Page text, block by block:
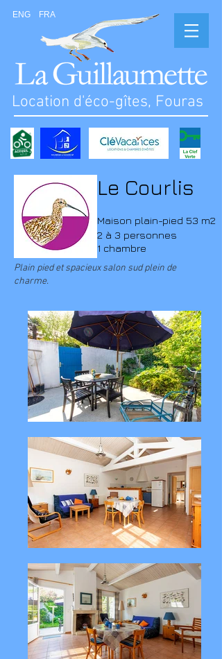
ENG FRA
Location d'éco-gîtes, Fouras
Le Courlis
Maison plain-pied 53 m2
2 à 3 personnes
1 chambre
Plain pied et spacieux salon sud plein de
charme.